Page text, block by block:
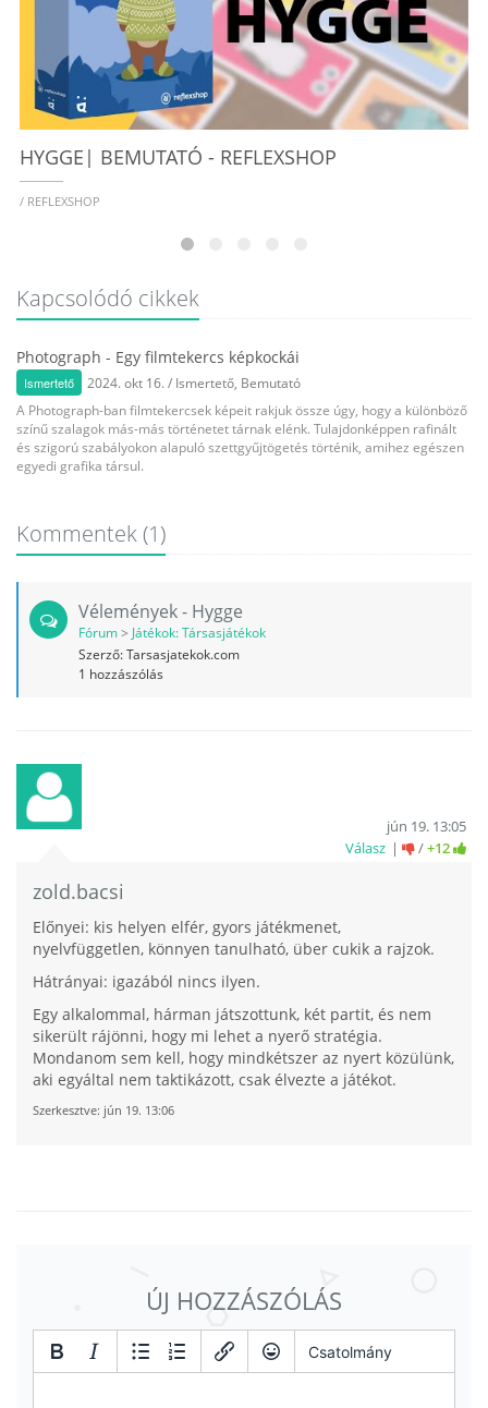
HYGGE‍️| BEMUTATÓ - REFLEXSHOP
/ REFLEXSHOP
Kapcsolódó cikkek
Photograph - Egy filmtekercs képkockái
Ismertető 2024. okt 16. / Ismertető Bemutató
A Photograph-ban filmtekercsek képeit rakjuk össze úgy, hogy a különböző
színű szalagok más-más történetet tárnak elénk. Tulajdonképpen rafinált
és szigorú szabályokon alapuló szettgyűjtögetés történik, amihez egészen
egyedi grafika társul.
Kommentek(1)
Vélemények - Hygge
Fórum> Játékok: Társasjátékok
Szerző:Tarsasjatekok.com
1 hozzászólás
zold.bacsi
jún 19. 13:05
Válasz
/+12
Előnyei: kis helyen elfér, gyors játékmenet,
nyelvfüggetlen, könnyen tanulható, über cukik a rajzok.
Hátrányai: igazából nincs ilyen.
Egy alkalommal, hárman játszottunk, két partit, és nem
sikerült rájönni, hogy mi lehet a nyerő stratégia.
Mondanom sem kell, hogy mindkétszer az nyert közülünk,
aki egyáltal nem taktikázott, csak élvezte a játékot.
Szerkesztve: jún 19. 13:06
ÚJ HOZZÁSZÓLÁS
Csatolmány